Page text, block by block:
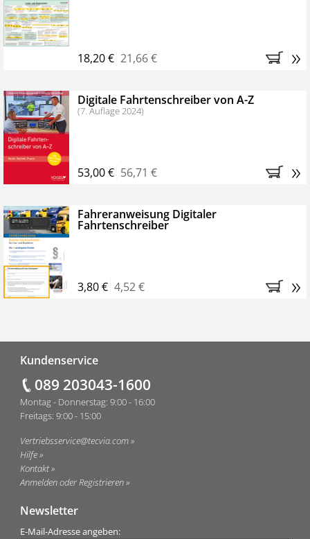
Bestellen Sie jetzt das VerkehrsRundschau Profipaket im
Kennenlern-Abo für zwei Monate (inkl. der derzeitig
Monaten brauchen Sie nichts weiter tun, das
Abonnement endet automatisch, es entstehen keine
weiteren Verpflichtungen.
18,20 € 21,66 € »
Digitale Fahrtenschreiber von A-Z
(7. Auflage 2024)
53,00 € 56,71 € »
Fahreranweisung Digitaler
Fahrtenschreiber
3,80 € 4,52 € »
Kundenservice
089 203043-1600
Montag - Donnerstag: 9:00 - 16:00
Freitags: 9:00 - 15:00
Vertriebsservice@tecvia.com
Hilfe
Kontakt
Anmelden oder Registrieren
Newsletter
E-Mail-Adresse angeben: